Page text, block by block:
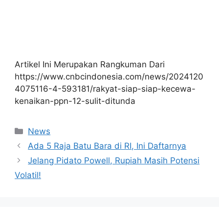
Artikel Ini Merupakan Rangkuman Dari
https://www.cnbcindonesia.com/news/2024120
4075116-4-593181/rakyat-siap-siap-kecewa-
kenaikan-ppn-12-sulit-ditunda
Kategori
News
Ada 5 Raja Batu Bara di RI, Ini Daftarnya
Jelang Pidato Powell, Rupiah Masih Potensi
Volatil!